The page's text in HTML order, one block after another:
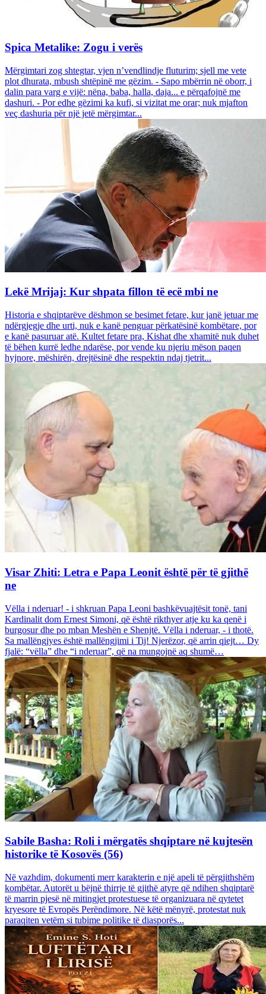
Spica Metalike: Zogu i verës
Mërgimtari zog shtegtar, vjen n’vendlindje fluturim; sjell me vete
plot dhurata, mbush shtëpinë me gëzim. - Sapo mbërrin në oborr, i
dalin para varg e vijë: nëna, baba, halla, daja... e përqafojnë me
dashuri. - Por edhe gëzimi ka kufi, si vizitat me orar; nuk mjafton
veç dashuria për një jetë mërgimtar...
Lekë Mrijaj: Kur shpata fillon të ecë mbi ne
Historia e shqiptarëve dëshmon se besimet fetare, kur janë jetuar me
ndërgjegje dhe urti, nuk e kanë penguar përkatësinë kombëtare, por
e kanë pasuruar atë. Kultet fetare pra, Kishat dhe xhamitë nuk duhet
të bëhen kurrë ledhe ndarëse, por vende ku njeriu mëson paqen
hyjnore, mëshirën, drejtësinë dhe respektin ndaj tjetrit...
Visar Zhiti: Letra e Papa Leonit është për të gjithë
ne
Vëlla i nderuar! - i shkruan Papa Leoni bashkëvuajtësit tonë, tani
Kardinalit dom Ernest Simoni, që është rikthyer atje ku ka qenë i
burgosur dhe po mban Meshën e Shenjtë. Vëlla i nderuar, - i thotë.
Sa mallëngjyes është mallëngjimi i Tij! Njerëzor, që arrin qiejt… Dy
fjalë: “vëlla” dhe “i nderuar”, që na mungojnë aq shumë…
Sabile Basha: Roli i mërgatës shqiptare në kujtesën
historike të Kosovës (56)
Në vazhdim, dokumenti merr karakterin e një apeli të përgjithshëm
kombëtar. Autorët u bëjnë thirrje të gjithë atyre që ndihen shqiptarë
të marrin pjesë në mitingjet protestuese të organizuara në qytetet
kryesore të Evropës Perëndimore. Në këtë mënyrë, protestat nuk
paraqiten vetëm si tubime politike të diasporës...